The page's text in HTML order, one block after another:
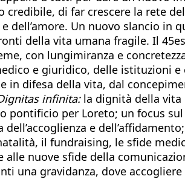
credibile, di far crescere la rete
Un nuovo slancio in
della vita umana fragile. Il
con lungimiranza e
e giuridico, delle istituzioni e
difesa della vita, dal
infinita:la dignità della vita
pontificio per Loreto; un focus
e
il fundraising, le sfide
nuove sfide della
una gravidanza, dove